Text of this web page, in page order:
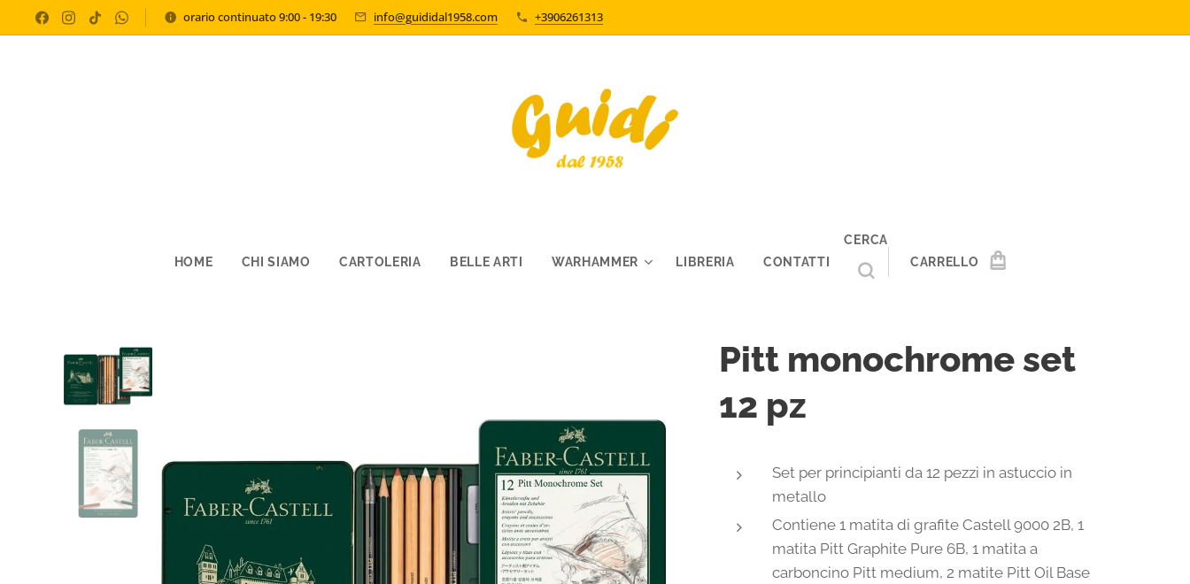
orario continuato 9:00 - 19:30 info@guididal1958.com +3906261313
HOME CHI SIAMO CARTOLERIA BELLE ARTI WARHAMMER LIBRERIA CONTATTI
CERCA
CARRELLO
Pitt monochrome set
12 pz
Set per principianti da 12 pezzi in astuccio in
metallo
Contiene 1 matita di grafite Castell 9000 2B, 1
matita Pitt Graphite Pure 6B, 1 matita a
carboncino Pitt medium, 2 matite Pitt Oil Base